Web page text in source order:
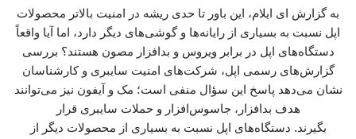
به گزارش ای ایلام، این باور تا حدی ریشه در امنیت بالاتر محصولات
اپل نسبت به بسیاری از رایانه‌ها و گوشی‌های دیگر دارد، اما آیا واقعاً
دستگاه‌های اپل در برابر ویروس و بدافزار مصون هستند؟ بررسی
گزارش‌های رسمی اپل، شرکت‌های امنیت سایبری و کارشناسان
نشان می‌دهد پاسخ این سؤال منفی است؛ مک و آیفون نیز می‌توانند
هدف بدافزار، جاسوس‌افزار و حملات سایبری قرار
بگیرند. دستگاه‌های اپل نسبت به بسیاری از محصولات دیگر از